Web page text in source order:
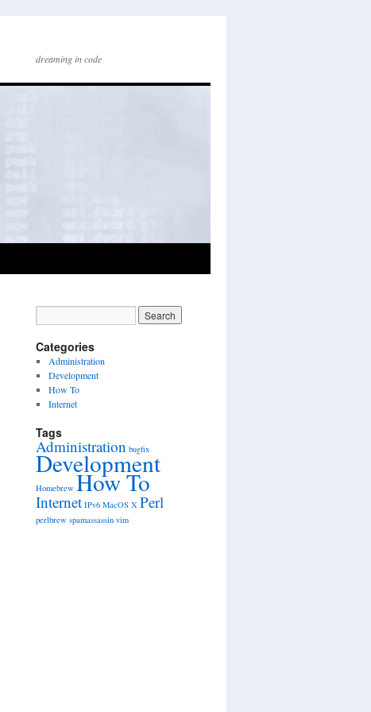
dreaming in code
Categories
Administration
Development
How To
Internet
Tags
Administration bugfix
Development
Homebrew How To
Internet IPv6 MacOS X Perl
perlbrew spamassassin vim